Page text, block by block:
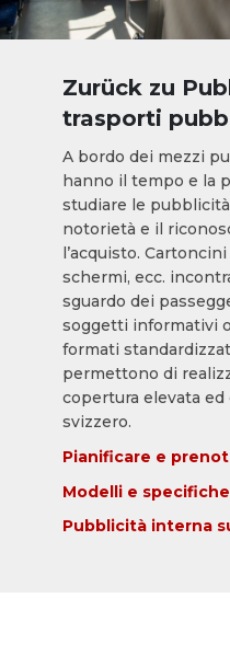
Zurück zu
trasporti
A bordo dei mezzi
hanno il tempo e la
studiare le
notorietà e il
l’acquisto.
schermi, ecc.
sguardo dei
soggetti informativi
formati
permettono di
copertura elevata
svizzero.
Pianificare e
Modelli e specifiche
Pubblicità interna